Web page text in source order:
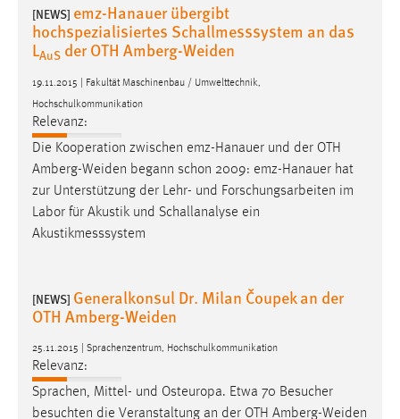
[NEWS] emz-Hanauer übergibt
hochspezialisiertes Schallmesssystem an das
LAuS der OTH Amberg-Weiden
19.11.2015 | Fakultät Maschinenbau / Umwelttechnik,
Hochschulkommunikation
Relevanz:
Die Kooperation zwischen emz-Hanauer und der OTH
Amberg-Weiden begann schon 2009: emz-Hanauer hat
zur Unterstützung der Lehr- und Forschungsarbeiten im
Labor für Akustik und Schallanalyse ein
Akustikmesssystem
[NEWS] Generalkonsul Dr. Milan Čoupek an der
OTH Amberg-Weiden
25.11.2015 | Sprachenzentrum, Hochschulkommunikation
Relevanz:
Sprachen, Mittel- und Osteuropa. Etwa 70 Besucher
besuchten die Veranstaltung an der OTH Amberg-Weiden